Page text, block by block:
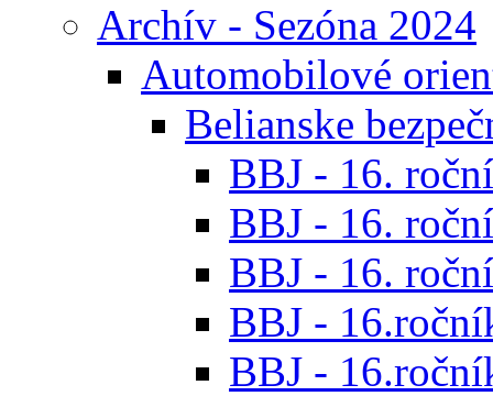
Archív - Sezóna 2024
Automobilové
Belianske
BBJ - 16.
BBJ - 16.
BBJ - 16.
BBJ -
BBJ -